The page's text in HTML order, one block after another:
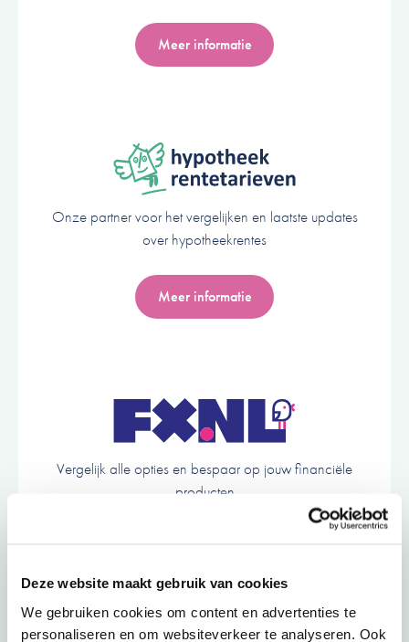
Deze website maakt gebruik van cookies
We gebruiken cookies om content en advertenties te
personaliseren en om websiteverkeer te analyseren. Ook
Meer informatie
Onze partner voor het vergelijken en laatste updates
over hypotheekrentes
Meer informatie
Vergelijk alle opties en bespaar op jouw financiële
producten